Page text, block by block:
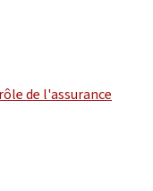
de l'assurance